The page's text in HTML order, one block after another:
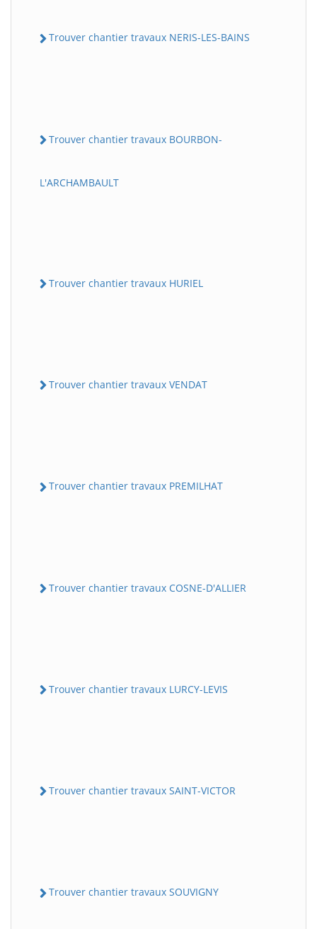
Trouver chantier travaux NERIS-LES-BAINS
Trouver chantier travaux BOURBON-
L'ARCHAMBAULT
Trouver chantier travaux HURIEL
Trouver chantier travaux VENDAT
Trouver chantier travaux PREMILHAT
Trouver chantier travaux COSNE-D'ALLIER
Trouver chantier travaux LURCY-LEVIS
Trouver chantier travaux SAINT-VICTOR
Trouver chantier travaux SOUVIGNY